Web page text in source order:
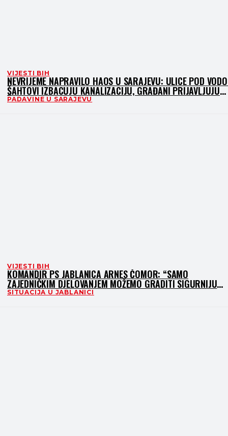
VIJESTI BIH
NEVRIJEME NAPRAVILO HAOS U SARAJEVU: ULICE POD
ŠAHTOVI IZBACUJU KANALIZACIJU, GRAĐANI PRIJAVLJUJU
ŠTETU
PADAVINE U SARAJEVU
VIJESTI BIH
KOMANDIR PS JABLANICA ARNES ČOMOR: “SAMO
ZAJEDNIČKIM DJELOVANJEM MOŽEMO GRADITI SIGURNIJU
ZAJEDNICU”
SITUACIJA U JABLANICI